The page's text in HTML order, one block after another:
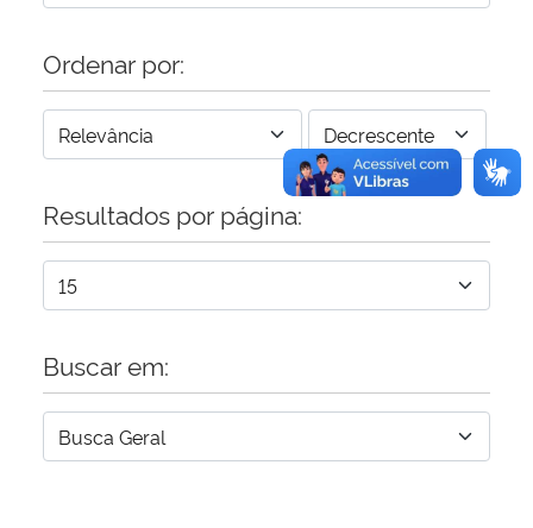
Gabinete de Segurança Institucional
Advocacia-Geral da União
Banco Central do Brasil
Planalto
Ordenar por:
Resultados por página:
Buscar em: